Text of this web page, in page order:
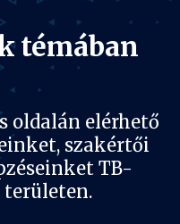
témában
oldalán elérhető
szakértői
TB-